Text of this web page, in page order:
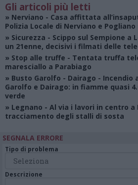
Gli articoli più letti
» Nerviano - Casa affittata
Polizia Locale di Nerviano e
» Sicurezza - Scippo sul Sempione a
un 21enne, decisivi i filmati delle
» Stop alle truffe - Tentata truffa
maresciallo a Parabiago
» Busto Garolfo - Dairago - Incendio
Garolfo e Dairago: in fiamme quasi
verde
» Legnano - Al via i lavori in centro a
tracciamento degli stalli di sosta
SEGNALA ERRORE
Tipo di problema
Descrizione